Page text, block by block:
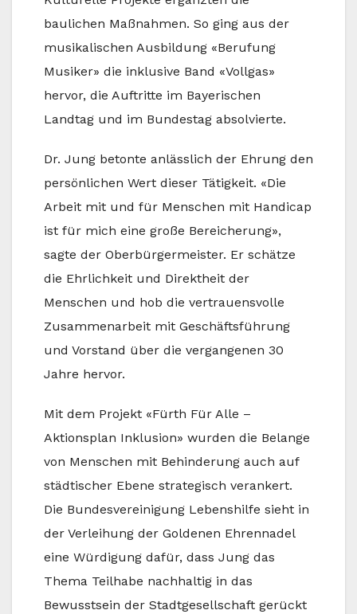
baulichen Maßnahmen. So ging aus der
musikalischen Ausbildung «Berufung
Musiker» die inklusive Band «Vollgas»
hervor, die Auftritte im Bayerischen
Landtag und im Bundestag absolvierte.
Dr. Jung betonte anlässlich der Ehrung den
persönlichen Wert dieser Tätigkeit. «Die
Arbeit mit und für Menschen mit Handicap
ist für mich eine große Bereicherung»,
sagte der Oberbürgermeister. Er schätze
die Ehrlichkeit und Direktheit der
Menschen und hob die vertrauensvolle
Zusammenarbeit mit Geschäftsführung
und Vorstand über die vergangenen 30
Jahre hervor.
Mit dem Projekt «Fürth Für Alle –
Aktionsplan Inklusion» wurden die Belange
von Menschen mit Behinderung auch auf
städtischer Ebene strategisch verankert.
Die Bundesvereinigung Lebenshilfe sieht in
der Verleihung der Goldenen Ehrennadel
eine Würdigung dafür, dass Jung das
Thema Teilhabe nachhaltig in das
Bewusstsein der Stadtgesellschaft gerückt